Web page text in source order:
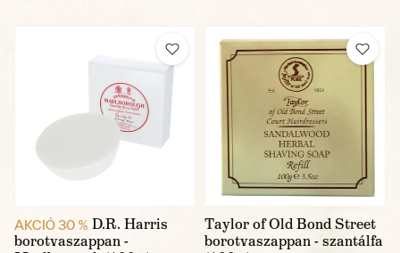
AKCIÓ 30 % D.R. Harris
borotvaszappan -
Taylor of Old Bond Street
borotvaszappan - szantálfa